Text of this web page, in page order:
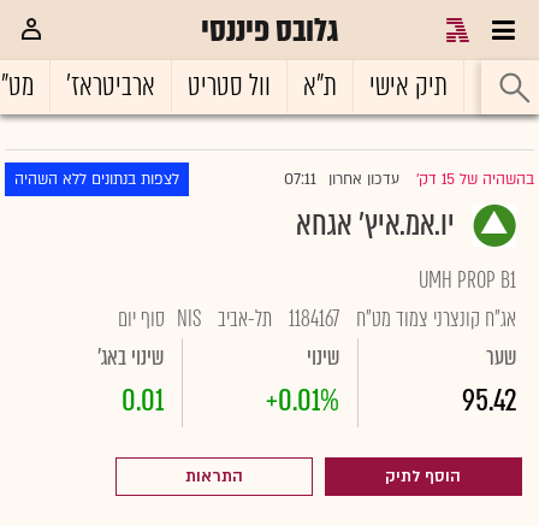
גלובס פיננסי
ראשי תיק אישי ת"א וול סטריט ארביטראז'
בהשהיה של 15 דק' |עדכון אחרון 07:11 לצפות בנתונים ללא השהיה
יו.אמ.איץ' אגחא
UMH PROP B1
אג"ח קונצרני צמוד מט"ח 1184167 תל-אביב NIS סוף יום
שער
95.42
שינוי
+0.01%
שינוי באג'
0.01
הוסף לתיק התראות